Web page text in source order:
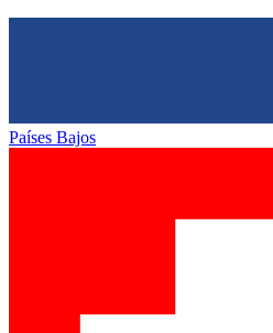
Países Bajos